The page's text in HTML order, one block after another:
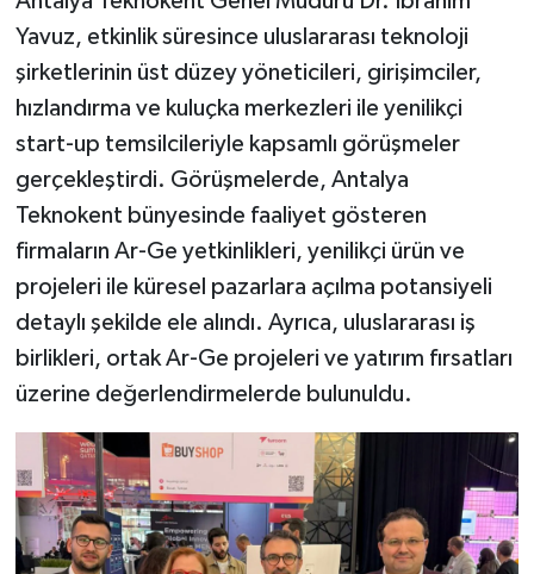
Yavuz, etkinlik süresince uluslararası teknoloji
şirketlerinin üst düzey yöneticileri, girişimciler,
hızlandırma ve kuluçka merkezleri ile yenilikçi
start-up temsilcileriyle kapsamlı görüşmeler
gerçekleştirdi. Görüşmelerde, Antalya
Teknokent bünyesinde faaliyet gösteren
firmaların Ar-Ge yetkinlikleri, yenilikçi ürün ve
projeleri ile küresel pazarlara açılma potansiyeli
detaylı şekilde ele alındı. Ayrıca, uluslararası iş
birlikleri, ortak Ar-Ge projeleri ve yatırım fırsatları
üzerine değerlendirmelerde bulunuldu.